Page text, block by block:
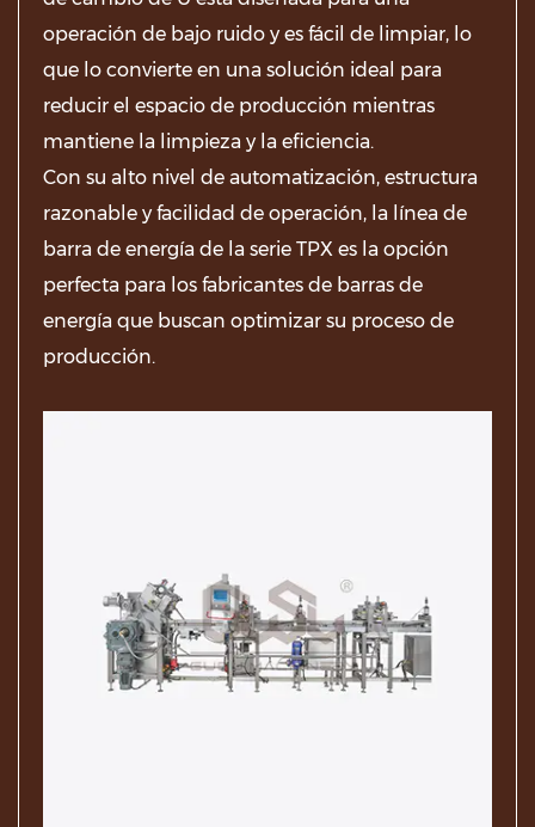
operación de bajo ruido y es fácil de limpiar, lo
que lo convierte en una solución ideal para
reducir el espacio de producción mientras
mantiene la limpieza y la eficiencia.
Con su alto nivel de automatización, estructura
razonable y facilidad de operación, la línea de
barra de energía de la serie TPX es la opción
perfecta para los fabricantes de barras de
energía que buscan optimizar su proceso de
producción.